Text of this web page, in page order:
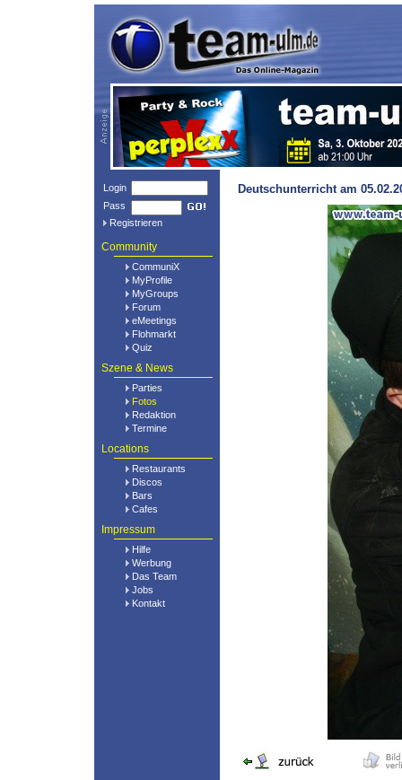
Login
Pass
Registrieren
Community
CommuniX
MyProfile
MyGroups
Forum
eMeetings
Flohmarkt
Quiz
Szene & News
Parties
Fotos
Redaktion
Termine
Locations
Restaurants
Discos
Bars
Cafes
Impressum
Hilfe
Werbung
Das Team
Jobs
Kontakt
Deutschunterricht am